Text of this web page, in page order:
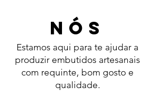
NÓS
Estamos aqui para te ajudar a
produzir embutidos artesanais
com requinte, bom gosto e
qualidade.